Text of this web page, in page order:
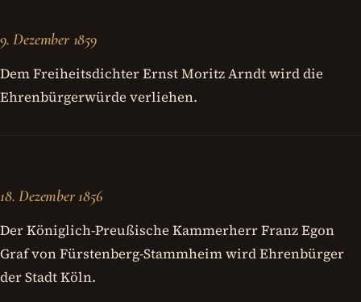
9. Dezember 1859
Dem Freiheitsdichter Ernst Moritz Arndt wird die
Ehrenbürgerwürde verliehen.
18. Dezember 1856
Der Königlich-Preußische Kammerherr Franz Egon
Graf von Fürstenberg-Stammheim wird Ehrenbürger
der Stadt Köln.